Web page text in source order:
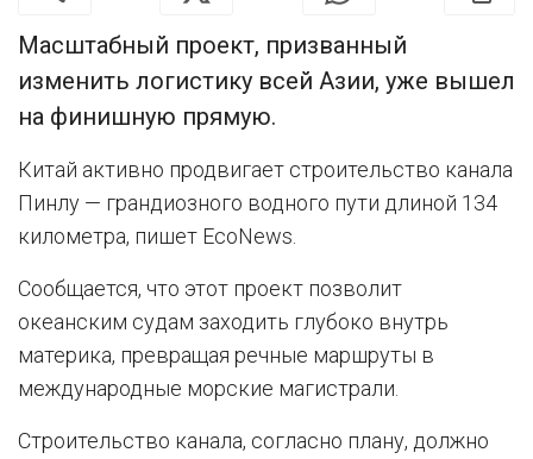
Масштабный проект, призванный
изменить логистику всей Азии, уже вышел
на финишную прямую.
Китай активно продвигает строительство канала
Пинлу — грандиозного водного пути длиной 134
километра, пишет EcoNews.
Сообщается, что этот проект позволит
океанским судам заходить глубоко внутрь
материка, превращая речные маршруты в
международные морские магистрали.
Строительство канала, согласно плану, должно